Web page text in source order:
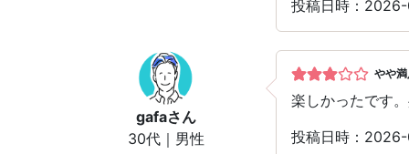
投稿日時：2026-
gafaさん
30代｜男性
やや
楽しかったです
投稿日時：